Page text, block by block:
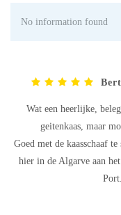
No information found
Bert
Wat een heerlijke,
geitenkaas, maar
Goed met de kaasschaaf
hier in de Algarve aan